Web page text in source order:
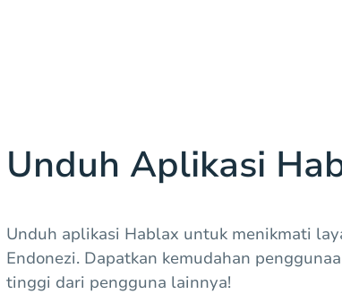
Unduh Aplikasi
Unduh aplikasi Hablax untuk menikmati
Endonezi. Dapatkan kemudahan
tinggi dari pengguna lainnya!